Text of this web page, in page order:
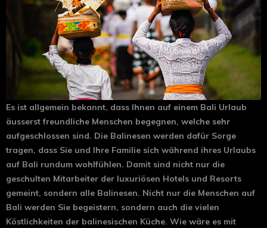
Es ist allgemein bekannt, dass Ihnen auf einem Bali Urlaub
äusserst freundliche Menschen begegnen, welche sehr
aufgeschlossen sind. Die Balinesen werden dafür Sorge
tragen, dass Sie und Ihre Familie sich während ihres Urlaubs
auf Bali rundum wohlfühlen. Damit sind nicht nur die
geschulten Mitarbeiter der luxuriösen Hotels und Resorts
gemeint, sondern alle Balinesen. Nicht nur die Menschen auf
Bali werden Sie begeistern, sondern auch die vielen
Köstlichkeiten der balinesischen Küche. Wie wäre es mit